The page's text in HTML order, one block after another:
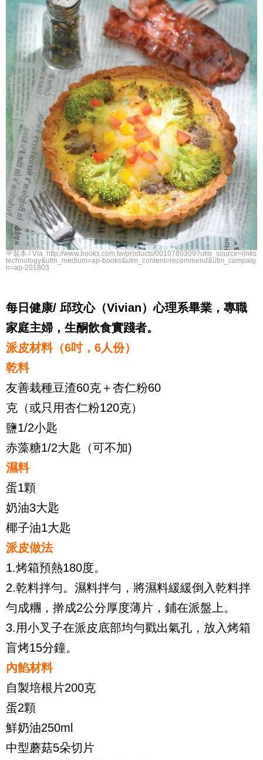
平裝本 / Via http://www.books.com.tw/products/0010780309?utm_source=links
technology&utm_medium=ap-books&utm_content=recommend&utm_campaig
n=ap-201803
每日健康/ 邱玟心（Vivian）心理系畢業，專職
家庭主婦，生酮飲食實踐者。
派皮材料（6吋，6人份）
乾料
友善栽種豆渣60克＋杏仁粉60
克（或只用杏仁粉120克）
鹽1/2小匙
赤藻糖1/2大匙（可不加)
濕料
蛋1顆
奶油3大匙
椰子油1大匙
派皮做法
1.烤箱預熱180度。
2.乾料拌勻。濕料拌勻，將濕料緩緩倒入乾料拌
勻成糰，擀成2公分厚度薄片，鋪在派盤上。
3.用小叉子在派皮底部均勻戳出氣孔，放入烤箱
盲烤15分鐘。
內餡材料
自製培根片200克
蛋2顆
鮮奶油250ml
中型蘑菇5朵切片